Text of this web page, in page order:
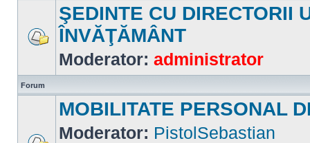
mesaje
necitite
sunt
mesaje
ŞEDINTE CU DIRECTORII
ÎNVĂŢĂMÂNT
Moderator: administrator
Forum
MOBILITATE PERSONAL
Moderator: PistolSebastian